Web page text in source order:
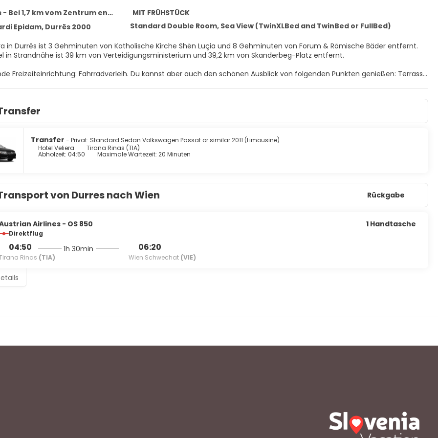
Bei 1,7 km vom Zentrum entfernt
MIT FRÜHSTÜCK
Epidam, Durrës 2000
Standard Double Room, Sea View (TwinXLBed and TwinBed or FullBed)
in Durrës ist 3 Gehminuten von Katholische Kirche Shën Luçia und 8 Gehminuten von Forum & Römische Bäder entfernt.
in Strandnähe ist 39 km von Verteidigungsministerium und 39,2 km von Skanderbeg-Platz entfernt.
Freizeiteinrichtung: Fahrradverleih. Du kannst aber auch den schönen Ausblick von folgenden Punkten genießen: Terrasse
einem der 17 klimatisierten Zimmer mit LCD-Fernseher wie zu Hause. Ein WLAN-Internetzugang (kostenlos) ist ebenso
Kabelempfang. Es sind eigene Badezimmer mit Duschen vorhanden, die über kostenlose Toilettenartikel und Bidets
den Highlights gehören Safes und die Zimmer werden täglich sauber gemacht.
bietet ein Restaurant mit hervorragenden Speisen. Nutz alternativ den Zimmerservice (rund um die Uhr). Deinen Durst
der Bar/Lounge stillen. Ein inbegriffenes Frühstücksbuffet wird täglich von 08:00 Uhr bis 10:00 Uhr angeboten.
Transfer - Privat: Standard Sedan Volkswagen Passat or similar 2011 (Limousine)
Hotel Veliera
Tirana Rinas (TIA)
Abholzeit: 04:50 Maximale Wartezeit: 20 Minuten
von Durres nach Wien Rückgabe
Airlines - OS 850
Direktflug
04:50
Rinas (TIA)
1h 30min 06:20
Wien Schwechat (VIE)
1 Handtasche